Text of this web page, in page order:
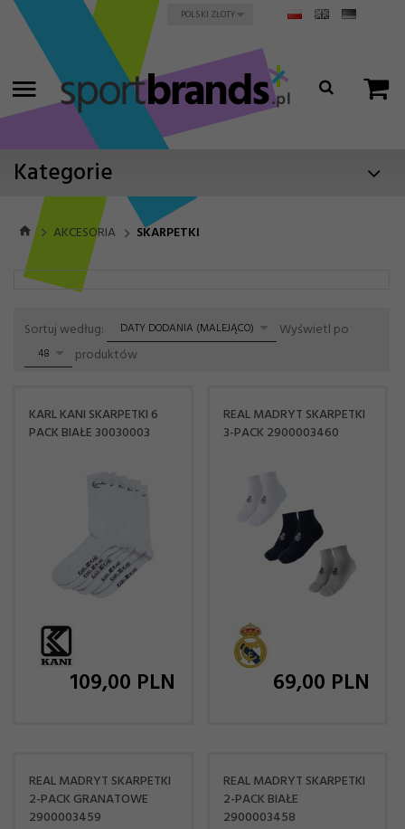
currency_h
POLSKI ZŁOTY
Kategorie
AKCESORIA SKARPETKI
Sortuj według: sortDATY DODANIA (MALEJĄCO) Wyświetl po
48 produktów
KARL KANI SKARPETKI 6
PACK BIAŁE 30030003
109,00 PLN
REAL MADRYT SKARPETKI
3-PACK 2900003460
69,00 PLN
REAL MADRYT SKARPETKI
2-PACK GRANATOWE
2900003459
REAL MADRYT SKARPETKI
2-PACK BIAŁE
2900003458